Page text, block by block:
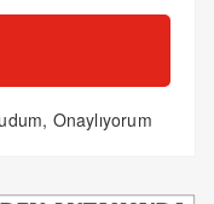
Onaylıyorum